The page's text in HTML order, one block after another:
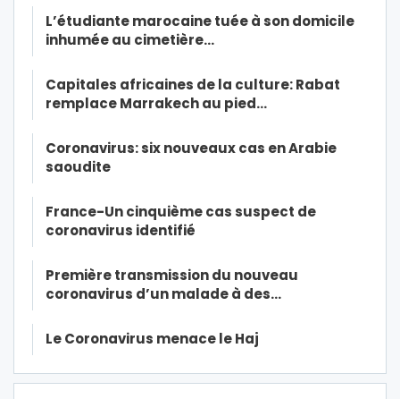
L’étudiante marocaine tuée à son domicile
inhumée au cimetière…
Capitales africaines de la culture: Rabat
remplace Marrakech au pied…
Coronavirus: six nouveaux cas en Arabie
saoudite
France-Un cinquième cas suspect de
coronavirus identifié
Première transmission du nouveau
coronavirus d’un malade à des…
Le Coronavirus menace le Haj